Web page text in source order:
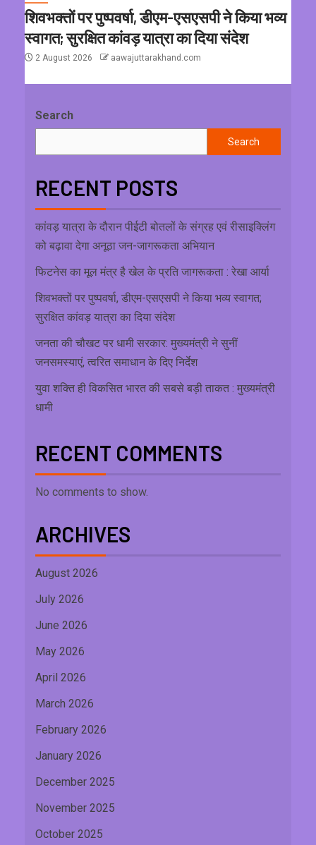
शिवभक्तों पर पुष्पवर्षा, डीएम-एसएसपी ने किया भव्य
स्वागत; सुरक्षित कांवड़ यात्रा का दिया संदेश
2 August 2026 aawajuttarakhand.com
Search
Search
RECENT POSTS
कांवड़ यात्रा के दौरान पीईटी बोतलों के संग्रह एवं रीसाइक्लिंग
को बढ़ावा देगा अनूठा जन-जागरूकता अभियान
फिटनेस का मूल मंत्र है खेल के प्रति जागरूकता : रेखा आर्या
शिवभक्तों पर पुष्पवर्षा, डीएम-एसएसपी ने किया भव्य स्वागत;
सुरक्षित कांवड़ यात्रा का दिया संदेश
जनता की चौखट पर धामी सरकार: मुख्यमंत्री ने सुनीं
जनसमस्याएं, त्वरित समाधान के दिए निर्देश
युवा शक्ति ही विकसित भारत की सबसे बड़ी ताकत : मुख्यमंत्री
धामी
RECENT COMMENTS
No comments to show.
ARCHIVES
August 2026
July 2026
June 2026
May 2026
April 2026
March 2026
February 2026
January 2026
December 2025
November 2025
October 2025